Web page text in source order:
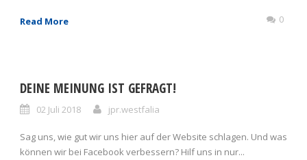
Read More 0
DEINE MEINUNG IST GEFRAGT!
02 Juli 2018 jpr.westfalia
Sag uns, wie gut wir uns hier auf der Website schlagen. Und was
können wir bei Facebook verbessern? Hilf uns in nur...